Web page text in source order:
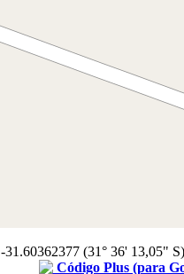
-31.60362377 (31° 36' 13,05" S)
Código Plus (para